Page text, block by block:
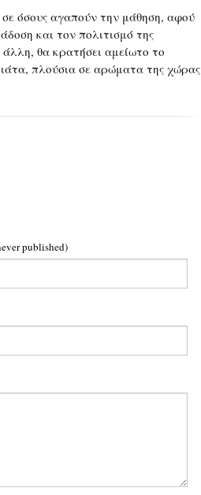
όσους αγαπούν την μάθηση, αφού
και τον πολιτισμό της
θα κρατήσει αμείωτο το
πλούσια σε αρώματα της χώρας
published)